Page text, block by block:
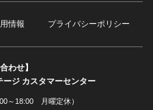
情報 プライバシーポリシー
わせ】
ジ カスタマーセンター
～18:00 月曜定休）